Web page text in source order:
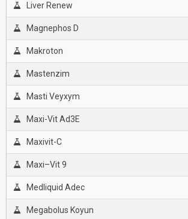
Liver Renew
Magnephos D
Makroton
Mastenzim
Masti Veyxym
Maxi-Vit Ad3E
Maxivit-C
Maxi–Vit 9
Medliquid Adec
Megabolus Koyun